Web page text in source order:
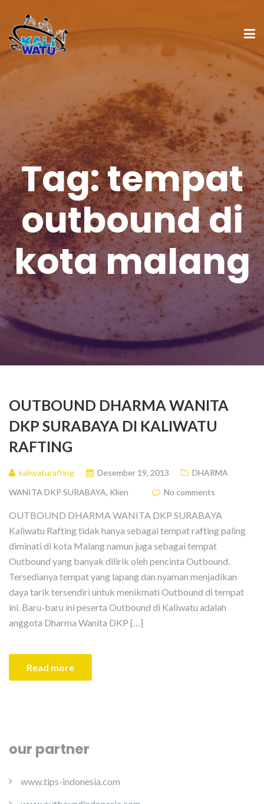
Tag:tempat
outbound di
kota malang
OUTBOUND DHARMA WANITA
DKP SURABAYA DI KALIWATU
RAFTING
kaliwaturafting Desember 19, 2013
DHARMA
WANITA DKP SURABAYA, Klien No comments
OUTBOUND DHARMA WANITA DKP SURABAYA
Kaliwatu Rafting tidak hanya sebagai tempat rafting paling
diminati di kota Malang namun juga sebagai tempat
Outbound yang banyak dilirik oleh pencinta Outbound.
Tersedianya tempat yang lapang dan nyaman menjadikan
daya tarik tersendiri untuk menikmati Outbound di tempat
ini. Baru-baru ini peserta Outbound di Kaliwatu adalah
anggota Dharma Wanita DKP […]
Read more
our partner
www.tips-indonesia.com